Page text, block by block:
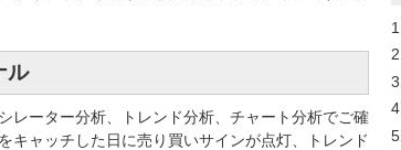
ル
レーター分析、トレンド分析、チャート分析でご確
キャッチした日に売り買いサインが点灯、トレンド